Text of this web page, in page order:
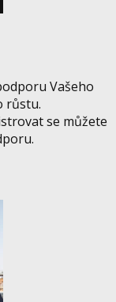
Vašeho
růstu.
se můžete